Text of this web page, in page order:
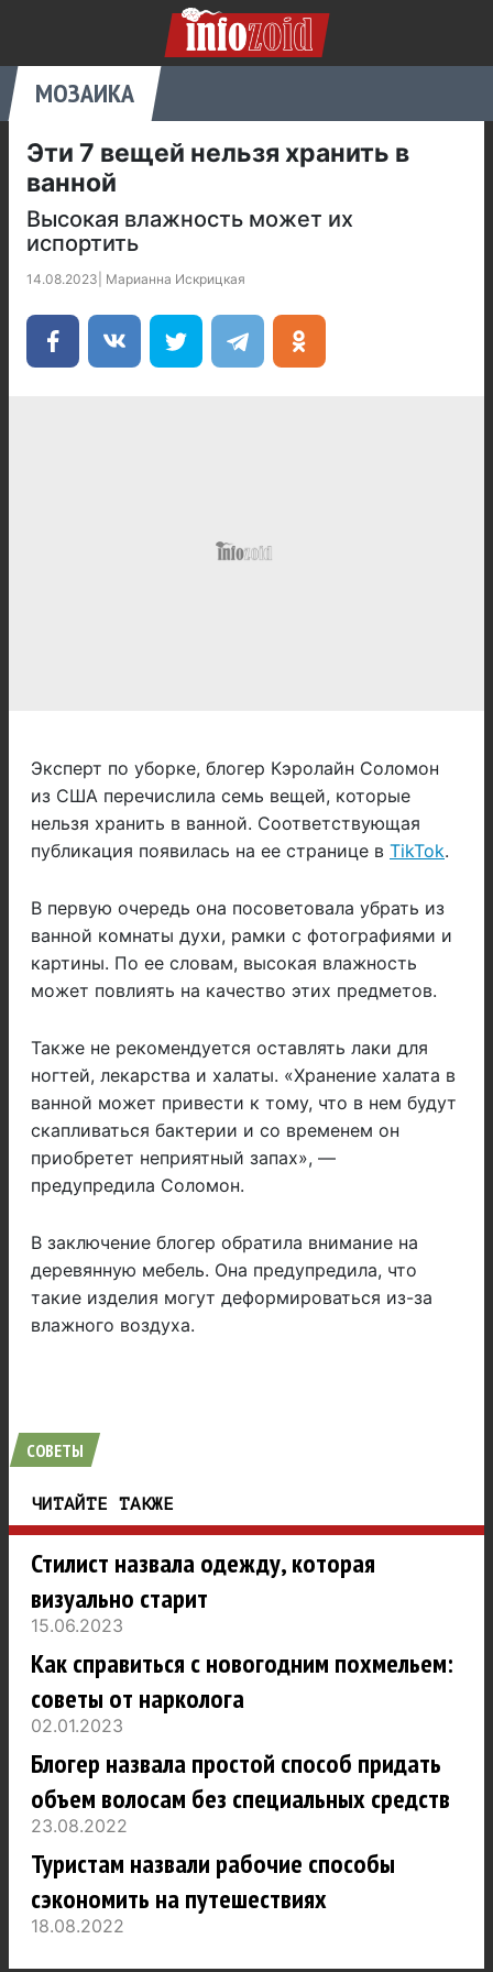
МОЗАИКА
Эти 7 вещей нельзя хранить в
ванной
Высокая влажность может их
испортить
14.08.2023 Марианна Искрицкая
Эксперт по уборке, блогер Кэролайн Соломон
из США перечислила семь вещей, которые
нельзя хранить в ванной. Соответствующая
публикация появилась на ее странице в TikTok.
В первую очередь она посоветовала убрать из
ванной комнаты духи, рамки с фотографиями и
картины. По ее словам, высокая влажность
может повлиять на качество этих предметов.
Также не рекомендуется оставлять лаки для
ногтей, лекарства и халаты. «Хранение халата в
ванной может привести к тому, что в нем будут
скапливаться бактерии и со временем он
приобретет неприятный запах», —
предупредила Соломон.
В заключение блогер обратила внимание на
деревянную мебель. Она предупредила, что
такие изделия могут деформироваться из-за
влажного воздуха.
СОВЕТЫ
ЧИТАЙТЕ ТАКЖЕ
Стилист назвала одежду, которая
визуально старит
15.06.2023
Как справиться с новогодним похмельем:
советы от нарколога
02.01.2023
Блогер назвала простой способ придать
объем волосам без специальных средств
23.08.2022
Туристам назвали рабочие способы
сэкономить на путешествиях
18.08.2022